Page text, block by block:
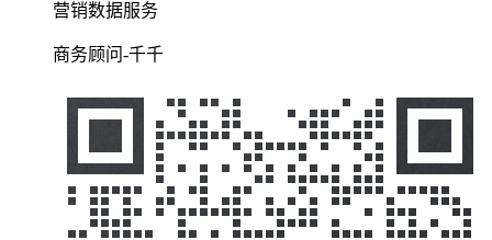
营销数据服务
商务顾问-千千